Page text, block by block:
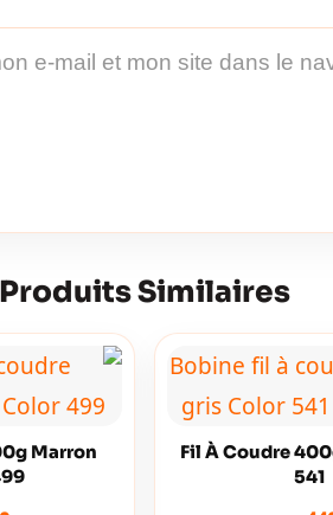
e-mail et mon site dans le
Produits Similaires
Fil À Coudre
541
Marron